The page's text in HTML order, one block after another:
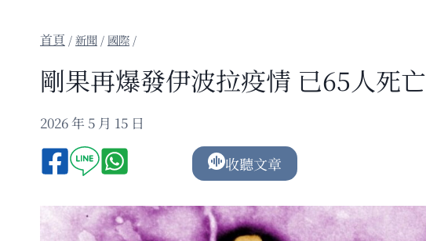
/新聞 / 國際 /
剛果再爆發伊波拉疫情 已65人死亡
2026 年 5 月 15 日
收聽文章